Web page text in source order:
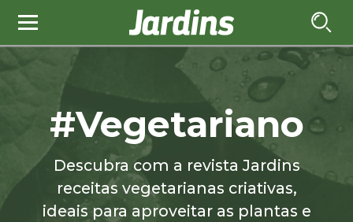
#Vegetariano
Descubra com a revista Jardins
receitas vegetarianas criativas,
ideais para aproveitar as plantas e